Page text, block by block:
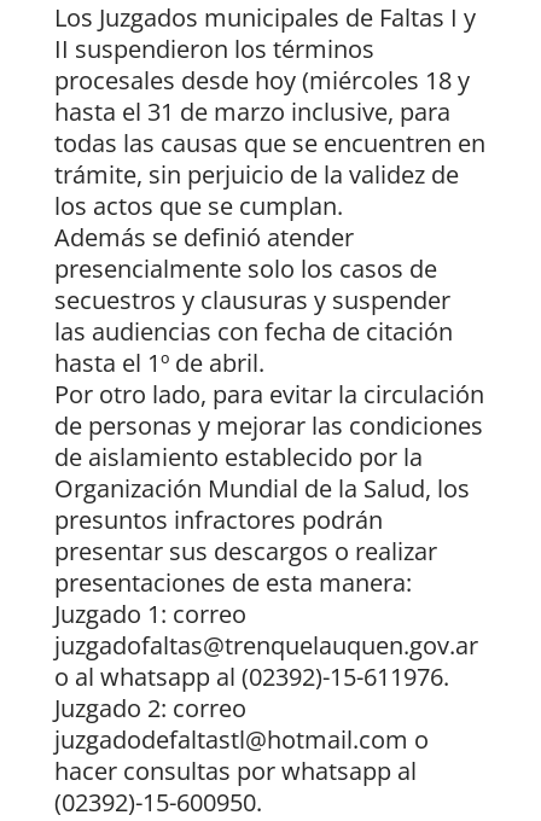
Los Juzgados municipales de Faltas I y
II suspendieron los términos
procesales desde hoy (miércoles 18 y
hasta el 31 de marzo inclusive, para
todas las causas que se encuentren en
trámite, sin perjuicio de la validez de
los actos que se cumplan.
Además se definió atender
presencialmente solo los casos de
secuestros y clausuras y suspender
las audiencias con fecha de citación
hasta el 1º de abril.
Por otro lado, para evitar la circulación
de personas y mejorar las condiciones
de aislamiento establecido por la
Organización Mundial de la Salud, los
presuntos infractores podrán
presentar sus descargos o realizar
presentaciones de esta manera:
Juzgado 1: correo
juzgadofaltas@trenquelauquen.gov.ar
o al whatsapp al (02392)-15-611976.
Juzgado 2: correo
juzgadodefaltastl@hotmail.com o
hacer consultas por whatsapp al
(02392)-15-600950.